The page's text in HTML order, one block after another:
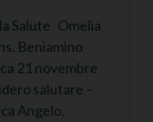
Salute Omelia
Beniamino
21 novembre
salutare –
Angelo,